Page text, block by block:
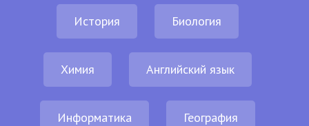
История Биология
Химия Английский язык
Информатика География